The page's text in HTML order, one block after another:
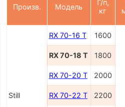
Произв. Модель
Г/п,
кг
Still
RX 70-16 T 1600
RX 70-18 T 1800
RX 70-20 T 2000
RX 70-22 T
2200